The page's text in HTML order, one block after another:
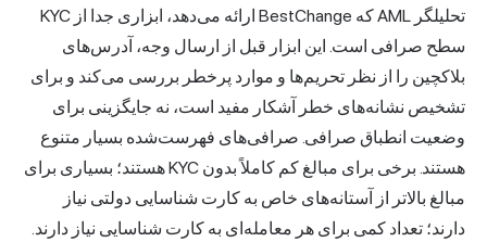
تحلیلگر AML که BestChange ارائه می‌دهد، ابزاری جدا از KYC
سطح صرافی است. این ابزار قبل از ارسال وجه، آدرس‌های
بلاکچین را از نظر تحریم‌ها و موارد پرخطر بررسی می‌کند و برای
تشخیص نشانه‌های خطر آشکار مفید است، نه جایگزینی برای
وضعیت انطباق صرافی. صرافی‌های فهرست‌شده بسیار متنوع
هستند. برخی برای مبالغ کم کاملاً بدون KYC هستند؛ بسیاری برای
مبالغ بالاتر از آستانه‌های خاص به کارت شناسایی دولتی نیاز
دارند؛ تعداد کمی برای هر معامله‌ای به کارت شناسایی نیاز دارند.